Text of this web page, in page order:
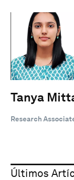
Tanya
Research
Últimos